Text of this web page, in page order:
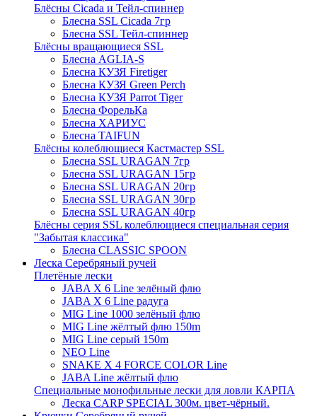
Блёсны Cicada и Тейл-спиннер
Блесна SSL Cicada 7гр
Блесна SSL Тейл-спиннер
Блёсны вращающиеся SSL
Блесна AGLIA-S
Блесна КУЗЯ Firetiger
Блесна КУЗЯ Green Perch
Блесна КУЗЯ Parrot Tiger
Блесна ФорельКа
Блесна ХАРИУС
Блесна TAIFUN
Блёсны колеблющиеся Кастмастер SSL
Блесна SSL URAGAN 7гр
Блесна SSL URAGAN 15гр
Блесна SSL URAGAN 20гр
Блесна SSL URAGAN 30гр
Блесна SSL URAGAN 40гр
Блёсны серия SSL колеблющиеся специальная серия
"Забытая классика"
Блесна CLASSIC SPOON
Леска Серебряный ручей
Плетёные лески
JABA X 6 Line зелёный флю
JABA X 6 Line радуга
MIG Line 1000 зелёный флю
MIG Line жёлтый флю 150m
MIG Line серый 150m
NEO Line
SNAKE X 4 FORCE COLOR Line
JABA Line жёлтый флю
Специальные монофильные лески для ловли КАРПА
Леска CARP SPECIAL 300м. цвет-чёрный.